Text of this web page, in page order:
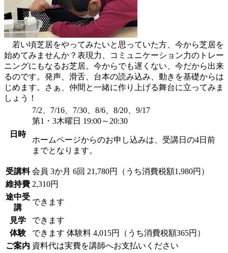
若い頃芝居をやってみたいと思っていた方、今から芝居を
始めてみませんか？表現力、コミュニケーション力のトレー
ニングにもなるお芝居。今からでも遅くない、今だから出来
るのです。発声、滑舌、台本の読み込み、動きを基礎からは
じめます。さぁ、仲間と一緒に作り上げる舞台に立ってみま
しょう！
日時
7/2、7/16、7/30、8/6、8/20、9/17
第1・3木曜日 19:00～20:30
ホームページからのお申し込みは、受講日の4日前
までとなります。
受講料 会員 3か月 6回 21,780円（うち消費税額1,980円）
維持費 2,310円
途中受
講
できます
見学
できます
体験
できます 体験料 4,015円（うち消費税額365円）
ご案内 資料代は実費を講師へお支払いください